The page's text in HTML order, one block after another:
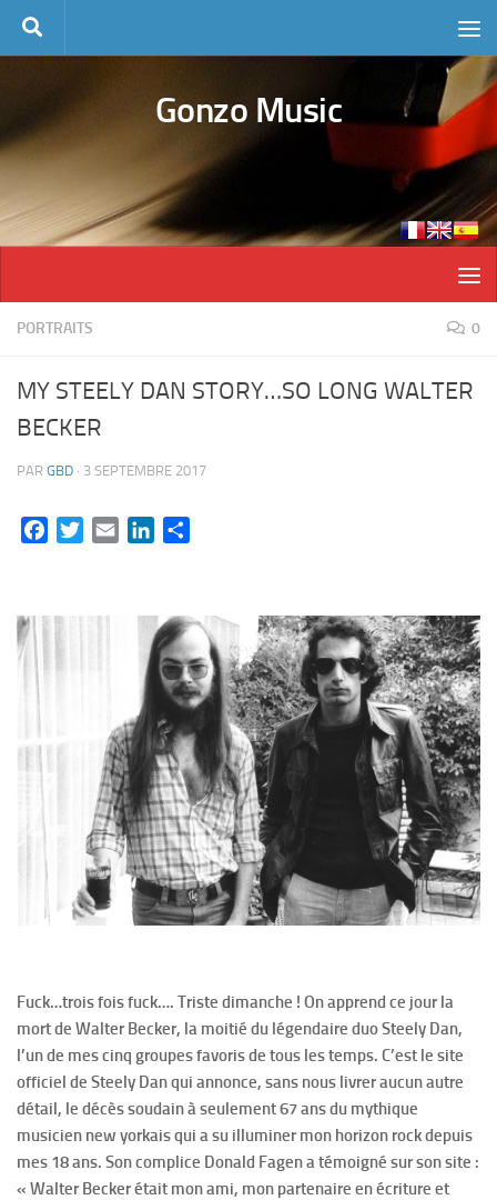
Skip to content
Gonzo Music
PORTRAITS 0
MY STEELY DAN STORY…SO LONG WALTER
BECKER
PAR GBD · 3 SEPTEMBRE 2017
FacebookTwitterEmail LinkedIn
Fuck…trois fois fuck…. Triste dimanche ! On apprend ce jour la
mort de Walter Becker, la moitié du légendaire duo Steely Dan,
l’un de mes cinq groupes favoris de tous les temps. C’est le site
officiel de Steely Dan qui annonce, sans nous livrer aucun autre
détail, le décès soudain à seulement 67 ans du mythique
musicien new yorkais qui a su illuminer mon horizon rock depuis
mes 18 ans. Son complice Donald Fagen a témoigné sur son site :
« Walter Becker était mon ami, mon partenaire en écriture et